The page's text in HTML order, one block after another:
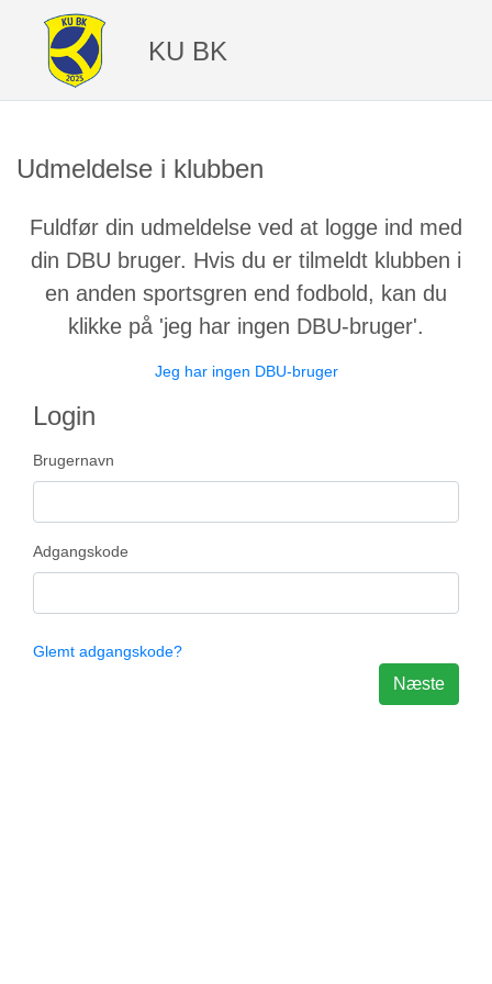
KU BK
Udmeldelse i klubben
Fuldfør din udmeldelse ved at logge ind med
din DBU bruger. Hvis du er tilmeldt klubben i
en anden sportsgren end fodbold, kan du
klikke på 'jeg har ingen DBU-bruger'.
Jeg har ingen DBU-bruger
Login
Brugernavn
Adgangskode
Glemt adgangskode?